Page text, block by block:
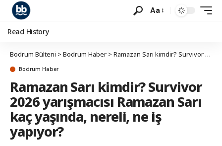
Aa
Read History
Bodrum Bülteni > Bodrum Haber > Ramazan Sarı kimdir? Survivor 2026 yarışmacısı Ramazan Sarı kaç yaşında, nereli, ne iş yapıyor?
Bodrum Haber
Ramazan Sarı kimdir? Survivor
2026 yarışmacısı Ramazan Sarı
kaç yaşında, nereli, ne iş
yapıyor?